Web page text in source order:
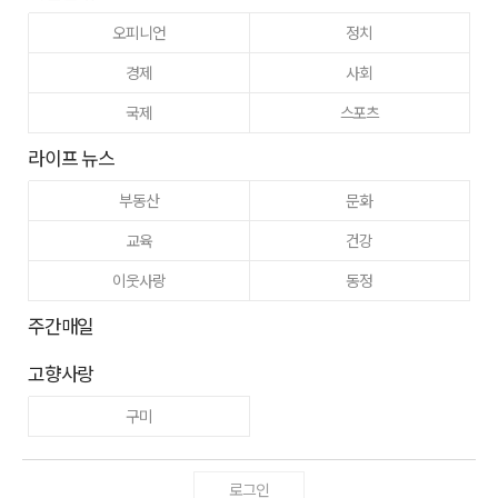
오피니언
정치
경제
사회
국제
스포츠
라이프 뉴스
부동산
문화
교육
건강
이웃사랑
동정
주간매일
고향사랑
구미
로그인